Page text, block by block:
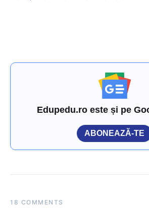
Edupedu.ro este și pe
ABONEAZĂ-TE
18 COMMENTS